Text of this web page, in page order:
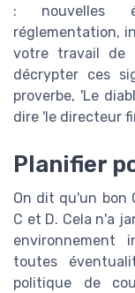
: nouvelles
réglementation,
votre travail de
décrypter ces
proverbe, 'Le
dire 'le directeur
Planifier
On dit qu'un bon
C et D. Cela n'a
environnement
toutes
politique de